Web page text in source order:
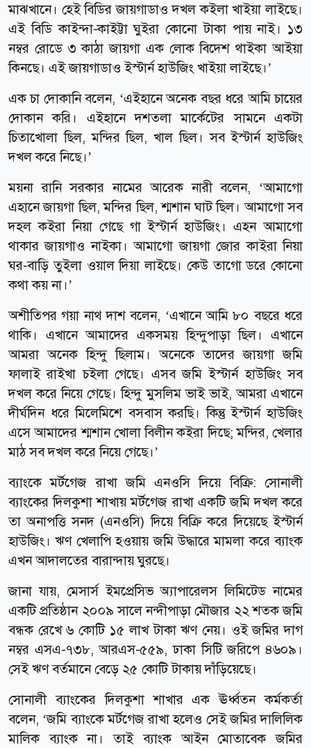
মাঝখানে। হেই বিডির জায়গাডাও দখল কইলা খাইয়া লাইছে।
এই বিডি কাইন্দা-কাইট্টা ঘুইরা কোনো টাকা পায় নাই। ১৩
নম্বর রোডে ৩ কাঠা জায়গা এক লোক বিদেশ থাইকা আইয়া
কিনছে। এই জায়গাডাও ইস্টার্ন হাউজিং খাইয়া লাইছে।’
এক চা দোকানি বলেন, ‘এইহানে অনেক বছর ধরে আমি চায়ের
দোকান করি। এইহানে দশতলা মার্কেটের সামনে একটা
চিতাখোলা ছিল, মন্দির ছিল, খাল ছিল। সব ইস্টার্ন হাউজিং
দখল করে নিছে।’
ময়না রানি সরকার নামের আরেক নারী বলেন, ‘আমাগো
এহানে জায়গা ছিল, মন্দির ছিল, শ্মশান ঘাট ছিল। আমাগো সব
দহল কইরা নিয়া গেছে গা ইস্টার্ন হাউজিং। এহন আমাগো
থাকার জায়গাও নাইকা। আমাগো জায়গা জোর কাইরা নিয়া
ঘর-বাড়ি তুইলা ওয়াল দিয়া লাইছে। কেউ তাগো ডরে কোনো
কথা কয় না।’
অশীতিপর গয়া নাথ দাশ বলেন, ‘এখানে আমি ৮০ বছরে ধরে
থাকি। এখানে আমাদের একসময় হিন্দুপাড়া ছিল। এখানে
আমরা অনেক হিন্দু ছিলাম। অনেকে তাদের জায়গা জমি
ফালাই রাইখা চইলা গেছে। এসব জমি ইস্টার্ন হাউজিং সব
দখল করে নিয়ে গেছে। হিন্দু মুসলিম ভাই ভাই, আমরা এখানে
দীর্ঘদিন ধরে মিলেমিশে বসবাস করছি। কিন্তু ইস্টার্ন হাউজিং
এসে আমাদের শ্মশান খোলা বিলীন কইরা দিছে; মন্দির, খেলার
মাঠ সব দখল করে নিয়ে গেছে।’
ব্যাংকে মর্টগেজ রাখা জমি এনওসি দিয়ে বিক্রি: সোনালী
ব্যাংকের দিলকুশা শাখায় মর্টগেজ রাখা একটি জমি দখল করে
তা অনাপত্তি সনদ (এনওসি) দিয়ে বিক্রি করে দিয়েছে ইস্টার্ন
হাউজিং। ঋণ খেলাপি হওয়ায় জমি উদ্ধারে মামলা করে ব্যাংক
এখন আদালতের বারান্দায় ঘুরছে।
জানা যায়, মেসার্স ইমপ্রেসিভ অ্যাপারেলস লিমিটেড নামের
একটি প্রতিষ্ঠান ২০০৯ সালে নন্দীপাড়া মৌজার ২২ শতক জমি
বন্ধক রেখে ৬ কোটি ১৫ লাখ টাকা ঋণ নেয়। ওই জমির দাগ
নম্বর এসএ-৭৩৮, আরএস-৫৫৯, ঢাকা সিটি জরিপে ৪৬০৯।
সেই ঋণ বর্তমানে বেড়ে ২৫ কোটি টাকায় দাঁড়িয়েছে।
সোনালী ব্যাংকের দিলকুশা শাখার এক ঊর্ধ্বতন কর্মকর্তা
বলেন, ‘জমি ব্যাংকে মর্টগেজ রাখা হলেও সেই জমির দালিলিক
মালিক ব্যাংক না। তাই ব্যাংক আইন মোতাবেক জমির